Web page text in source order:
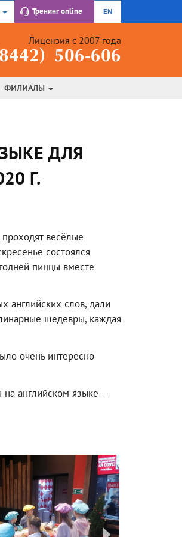
Тренингonline EN
Лицензия с 2007 года
506-606
ФИЛИАЛЫ
ДЛЯ
Г.
весёлые
состоялся
пиццы вместе
английских слов, дали
шедевры, каждая
очень интересно
на английском языке —
next